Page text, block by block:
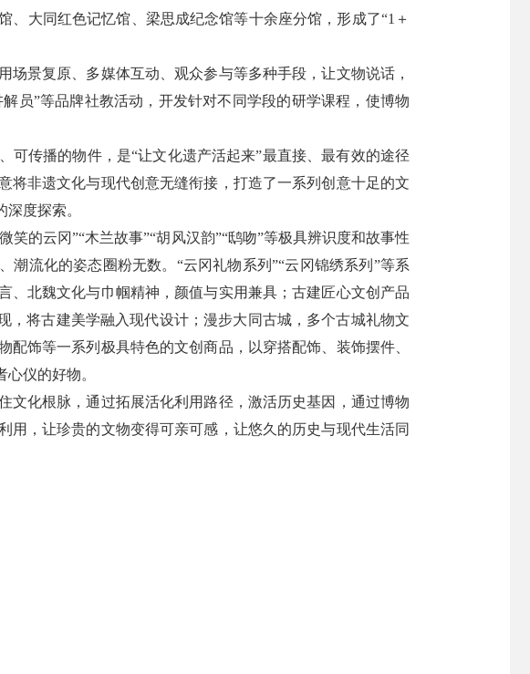
大同红色记忆馆、梁思成纪念馆等十余座分馆，形成了“1＋
景复原、多媒体互动、观众参与等多种手段，让文物说话，
员”等品牌社教活动，开发针对不同学段的研学课程，使博物
传播的物件，是“让文化遗产活起来”最直接、最有效的途径
将非遗文化与现代创意无缝衔接，打造了一系列创意十足的文
度探索。
的云冈”“木兰故事”“胡风汉韵”“鸱吻”等极具辨识度和故事性
流化的姿态圈粉无数。“云冈礼物系列”“云冈锦绣系列”等系
北魏文化与巾帼精神，颜值与实用兼具；古建匠心文创产品
，将古建美学融入现代设计；漫步大同古城，多个古城礼物文
饰等一系列极具特色的文创商品，以穿搭配饰、装饰摆件、
仪的好物。
化根脉，通过拓展活化利用路径，激活历史基因，通过博物
，让珍贵的文物变得可亲可感，让悠久的历史与现代生活同